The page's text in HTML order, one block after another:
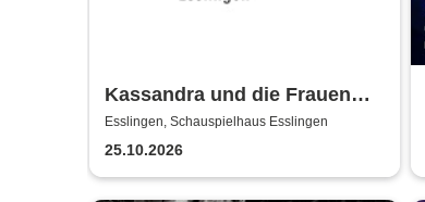
Kassandra und die Frauen
Trojas - Württembergische
Landesbühne Esslingen
Esslingen, Schauspielhaus Esslingen
25.10.2026